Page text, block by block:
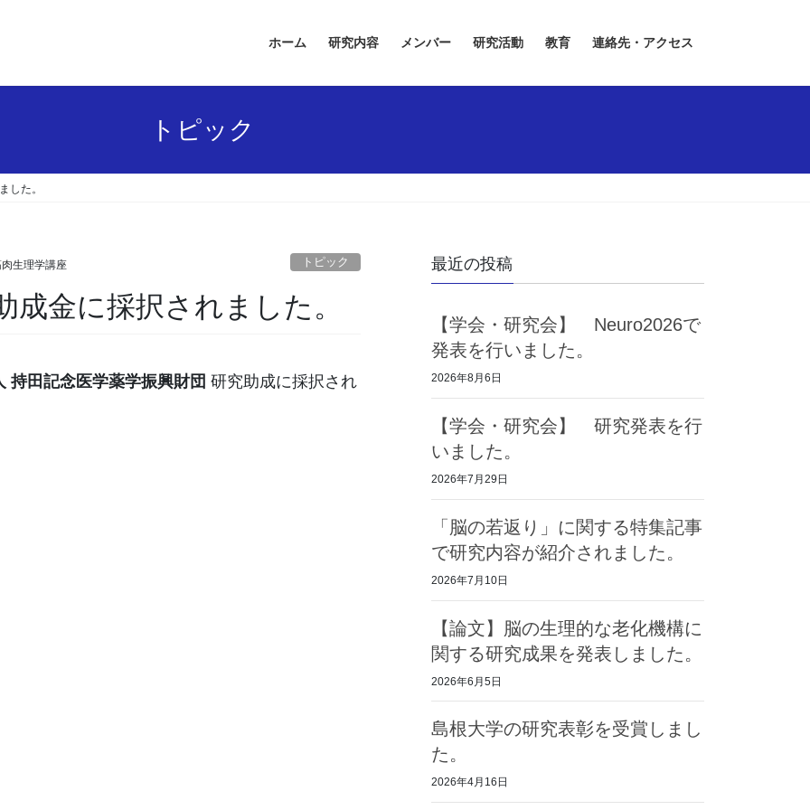
ホーム 研究内容 メンバー 研究活動 教育 連絡先・アクセス
トピック
した。
生理学講座 トピック
金に採択されました。
持田記念医学薬学振興財団 研究助成に採択され
最近の投稿
【学会・研究会】 Neuro2026で
発表を行いました。
2026年8月6日
【学会・研究会】 研究発表を行
いました。
2026年7月29日
「脳の若返り」に関する特集記事
で研究内容が紹介されました。
2026年7月10日
【論文】脳の生理的な老化機構に
関する研究成果を発表しました。
2026年6月5日
島根大学の研究表彰を受賞しまし
た。
2026年4月16日